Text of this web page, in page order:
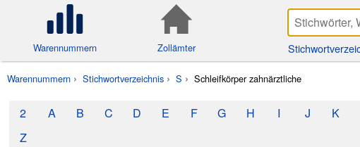
Warennummern Zollämter
Warennummern Stichwortverzeichnis S Schleifkörper zahnärztliche
2 A B C D E F G H I J K
Z